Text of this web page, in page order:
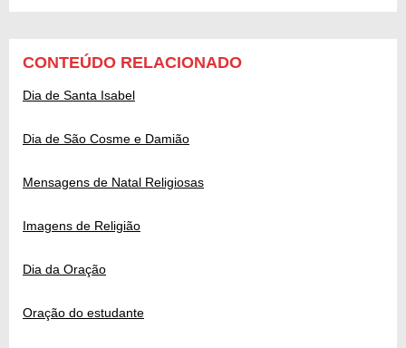
CONTEÚDO RELACIONADO
Dia de Santa Isabel
Dia de São Cosme e Damião
Mensagens de Natal Religiosas
Imagens de Religião
Dia da Oração
Oração do estudante